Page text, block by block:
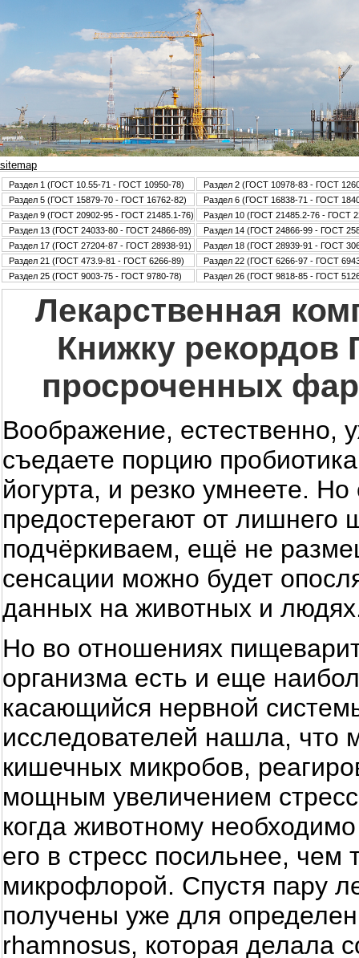
sitemap
Раздел 1 (ГОСТ 10.55-71 - ГОСТ 10950-78)
Раздел 2 (ГОСТ 10978-83 - ГОСТ
Раздел 5 (ГОСТ 15879-70 - ГОСТ 16762-82)
Раздел 6 (ГОСТ 16838-71 - ГОСТ
Раздел 9 (ГОСТ 20902-95 - ГОСТ 21485.1-76)
Раздел 10 (ГОСТ 21485.2-76 - ГОСТ
Раздел 13 (ГОСТ 24033-80 - ГОСТ 24866-89)
Раздел 14 (ГОСТ 24866-99 - ГОСТ
Раздел 17 (ГОСТ 27204-87 - ГОСТ 28938-91)
Раздел 18 (ГОСТ 28939-91 - ГОСТ
Раздел 21 (ГОСТ 473.9-81 - ГОСТ 6266-89)
Раздел 22 (ГОСТ 6266-97 - ГОСТ
Раздел 25 (ГОСТ 9003-75 - ГОСТ 9780-78)
Раздел 26 (ГОСТ 9818-85 - ГОСТ
Лекарственная
Книжку рекордов
просроченных
Воображение, естественно,
съедаете порцию
йогурта, и резко умнеете.
предостерегают от лишнего
подчёркиваем, ещё не
сенсации можно будет
данных на животных и
Но во отношениях
организма есть и еще
касающийся нервной
исследователей нашла,
кишечных микробов,
мощным увеличением
когда животному
его в стресс посильнее, чем
микрофлорой. Спустя пару
получены уже для
rhamnosus, которая делала